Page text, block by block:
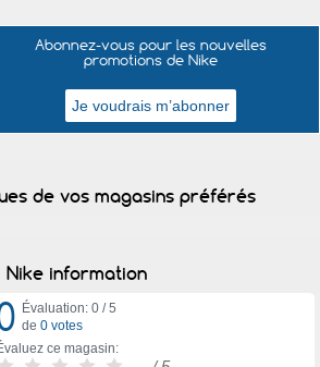
Abonnez-vous pour les nouvelles
promotions de Nike
de vos magasins préférés
Nike information
Évaluation: 0 /5
de 0 votes
ce magasin: